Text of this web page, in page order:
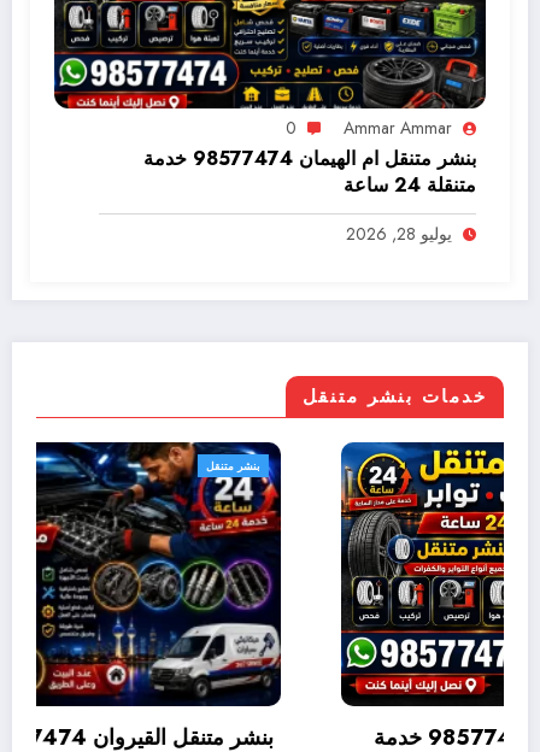
Ammar Ammar
0
بنشر متنقل ام الهيمان 98577474 خدمة
متنقلة 24 ساعة
يوليو 28, 2026
خدمات بنشر متنقل
بنشر متنقل
بنشر متنقل المنطقة العاشرة 98577474 خدمة